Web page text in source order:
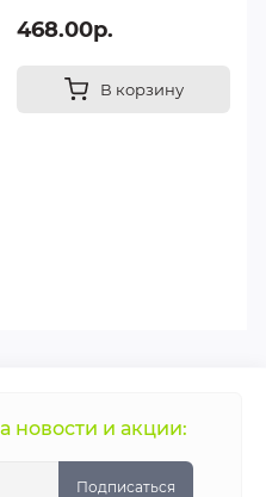
468.00р.
В корзину
новости и акции:
Подписаться